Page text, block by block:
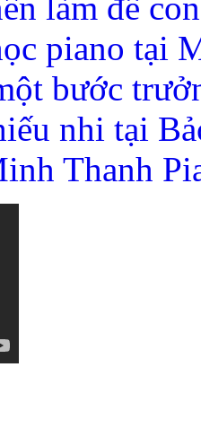
piano tại
bước
nhi tại
Thanh